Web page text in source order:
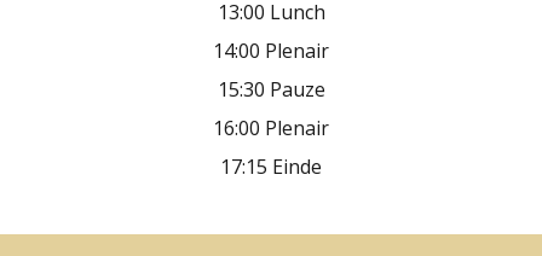
13:00 Lunch
14:00 Plenair
15:30 Pauze
16:00 Plenair
17:15 Einde